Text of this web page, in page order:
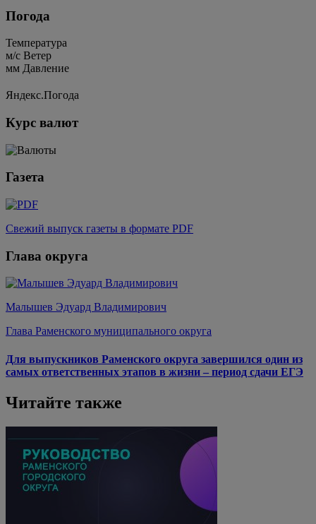
Погода
Температура
м/c Ветер
мм Давление
Яндекс.Погода
Курс валют
Газета
Свежий выпуск газеты в формате PDF
Глава округа
Малышев Эдуард Владимирович
Глава Раменского муниципального округа
Для выпускников Раменского округа завершился один из
самых ответственных этапов в жизни – период сдачи ЕГЭ
Читайте также